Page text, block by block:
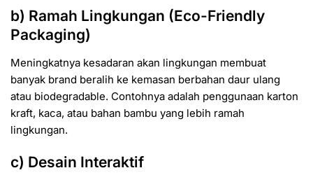
b) Ramah Lingkungan (Eco-Friendly
Packaging)
Meningkatnya kesadaran akan lingkungan membuat
banyak brand beralih ke kemasan berbahan daur ulang
atau biodegradable. Contohnya adalah penggunaan karton
kraft, kaca, atau bahan bambu yang lebih ramah
lingkungan.
c) Desain Interaktif